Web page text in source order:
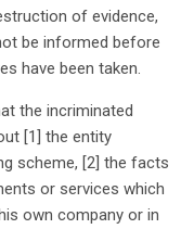
of evidence,
be informed before
have been taken.
the incriminated
[1] the entity
scheme, [2] the facts
or services which
own company or in